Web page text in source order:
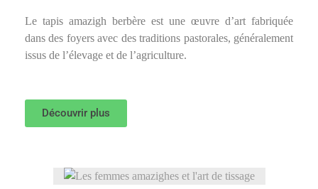
Le tapis amazigh berbère est une œuvre d’art fabriquée
dans des foyers avec des traditions pastorales, généralement
issus de l’élevage et de l’agriculture.
Découvrir plus